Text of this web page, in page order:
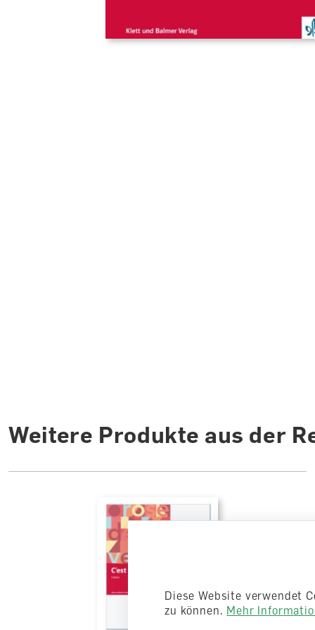
Weitere Produkte aus der
Diese Website verwendet
zu können. Mehr